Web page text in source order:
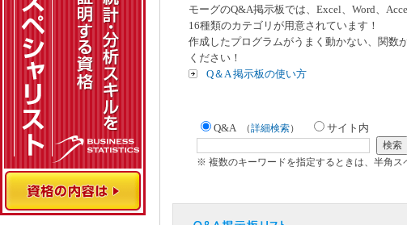
モーグのQ&A掲示板では、Excel、Word、
16種類のカテゴリが用意されています！
作成したプログラムがうまく動かない、関数
ください！
Q＆A 掲示板の使い方
Q&A （詳細検索） サイト内
※ 複数のキーワードを指定するときは、半角ス